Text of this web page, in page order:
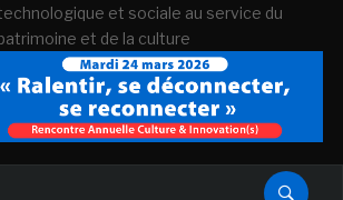
et sociale au service du
et de la culture